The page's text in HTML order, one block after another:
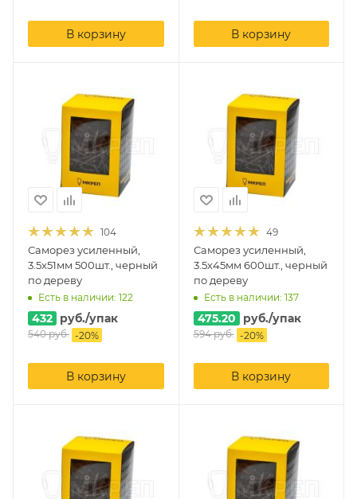
В корзину В корзину
104
Саморез усиленный,
3.5х51мм 500шт., черный
по дереву
Есть в наличии: 122
432 руб./упак
540руб. -20%
В корзину
49
Саморез усиленный,
3.5х45мм 600шт., черный
по дереву
Есть в наличии: 137
475.20 руб./упак
594руб. -20%
В корзину